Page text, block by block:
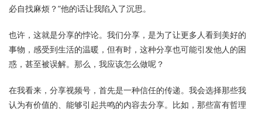
必自找麻烦？”他的话让我陷入了沉思。
也许，这就是分享的悖论。我们分享，是为了让更多人看到美好的
事物，感受到生活的温暖，但有时，这种分享也可能引发他人的困
惑，甚至被误解。那么，我应该怎么做呢？
在我看来，分享视频号，首先是一种信任的传递。我会选择那些我
认为有价值的、能够引起共鸣的内容去分享。比如，那些富有哲理